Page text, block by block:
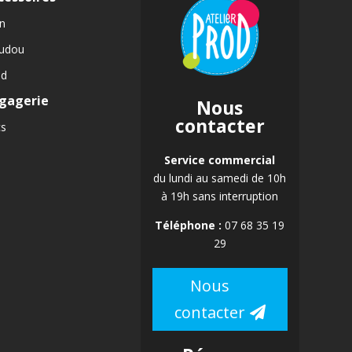
Nous
contacter
Service commercial
du lundi au samedi de 10h
à 19h sans interruption
Téléphone : 07 68 35 19
29
Nous
contacter